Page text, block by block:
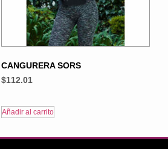
CANGURERA SORS
$112.01
Añadir al carrito